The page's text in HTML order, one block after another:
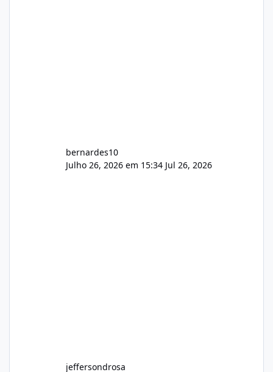
bernardes10
Julho 26, 2026 em 15:34 Jul 26, 2026
jeffersondrosa